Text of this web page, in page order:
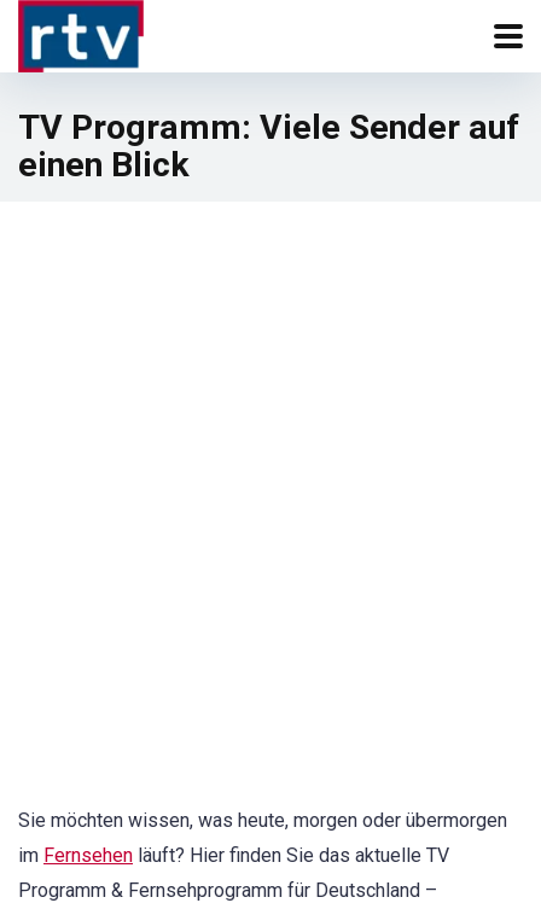
TV Programm: Viele Sender auf
einen Blick
Sie möchten wissen, was heute, morgen oder übermorgen
im Fernsehen läuft? Hier finden Sie das aktuelle TV
Programm & Fernsehprogramm für Deutschland –